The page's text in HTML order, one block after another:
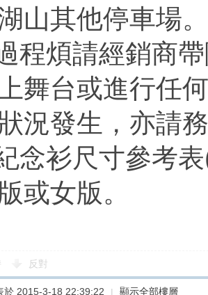
山其他停車場。
程煩請經銷商
舞台或進行任
況發生，亦請
念衫尺寸參考
或女版。
反對
於 2015-3-18 22:39:22 | 顯示全部樓層